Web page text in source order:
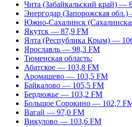
Чита (Забайкальский край) —
Энергодар (Запорожская обл.)
Южно-Сахалинск
Якутск — 87,9 FM
Ялта (Республика Крым) —
Ярославль — 98,3 FM
Тюменская область:
Абатское — 103,8 FM
Аромашево — 103,5 FM
Байкалово — 105,5 FM
Бердюжье — 103,2 FM
Большое Сорокино — 102,7
Вагай — 97,0 FM
Викулово — 103,6 FM